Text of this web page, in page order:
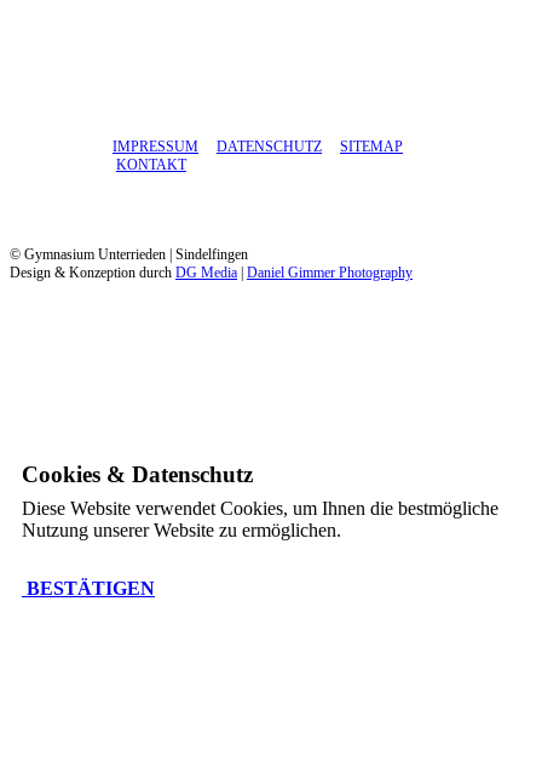
IMPRESSUM DATENSCHUTZ
SITEMAP
KONTAKT
© Gymnasium Unterrieden | Sindelfingen
Design & Konzeption durch DG Media Daniel Gimmer Photography
Cookies & Datenschutz
Diese Website verwendet Cookies, um Ihnen die bestmögliche
Nutzung unserer Website zu ermöglichen.
BESTÄTIGEN